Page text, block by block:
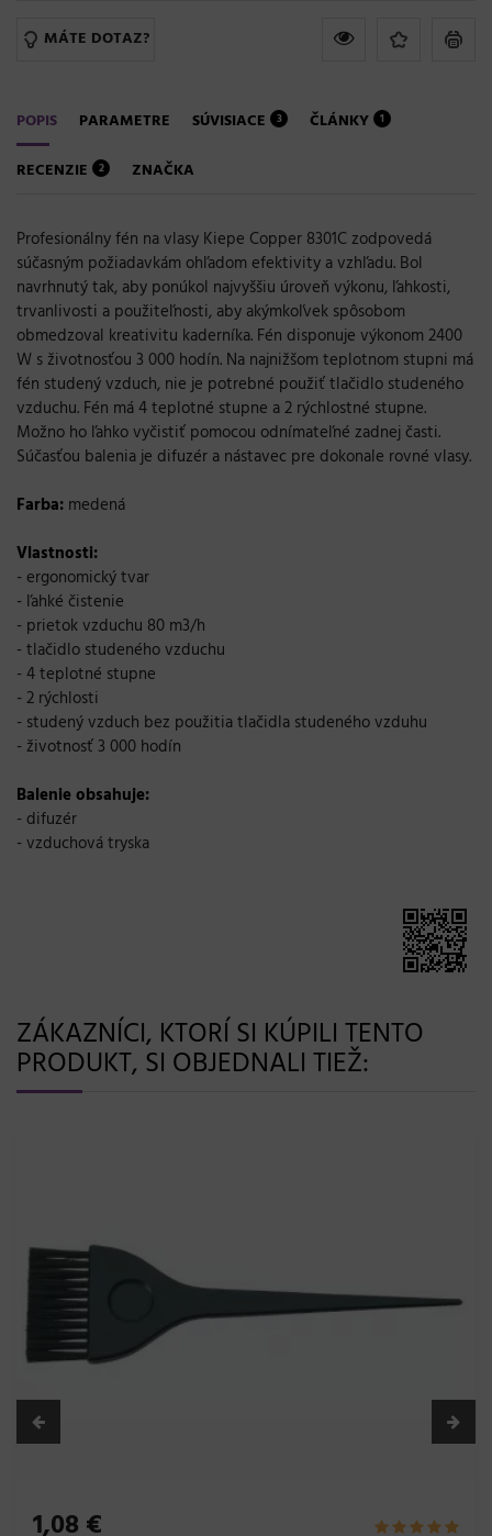
MÁTE DOTAZ?
POPIS PARAMETRE SÚVISIACE 3 ČLÁNKY 1
RECENZIE 2 ZNAČKA
Profesionálny fén na vlasy Kiepe Copper 8301C zodpovedá
súčasným požiadavkám ohľadom efektivity a vzhľadu. Bol
navrhnutý tak, aby ponúkol najvyššiu úroveň výkonu, ľahkosti,
trvanlivosti a použiteľnosti, aby akýmkoľvek spôsobom
obmedzoval kreativitu kaderníka. Fén disponuje výkonom 2400
W s životnosťou 3 000 hodín. Na najnižšom teplotnom stupni má
fén studený vzduch, nie je potrebné použiť tlačidlo studeného
vzduchu. Fén má 4 teplotné stupne a 2 rýchlostné stupne.
Možno ho ľahko vyčistiť pomocou odnímateľné zadnej časti.
Súčasťou balenia je difuzér a nástavec pre dokonale rovné vlasy.
Farba: medená
Vlastnosti:
- ergonomický tvar
- ľahké čistenie
- prietok vzduchu 80 m3/h
- tlačidlo studeného vzduchu
- 4 teplotné stupne
- 2 rýchlosti
- studený vzduch bez použitia tlačidla studeného vzduhu
- životnosť 3 000 hodín
Balenie obsahuje:
- difuzér
- vzduchová tryska
ZÁKAZNÍCI, KTORÍ SI KÚPILI TENTO
PRODUKT, SI OBJEDNALI TIEŽ:
1,08 €